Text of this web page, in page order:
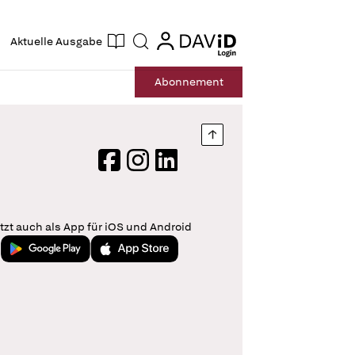
Aktuelle Ausgabe Suche login
login
Abonnement
Nach oben springen
FacebookInstagram
LinkedIn
auch als App für iOS und Android
Jetzt bei Google PlayLaden im App Store